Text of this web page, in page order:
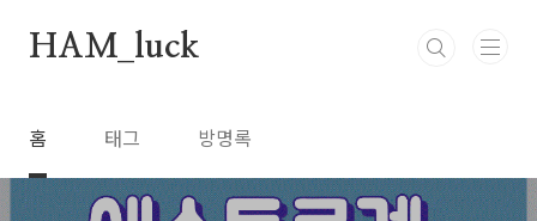
HAM_luck
홈 태그 방명록